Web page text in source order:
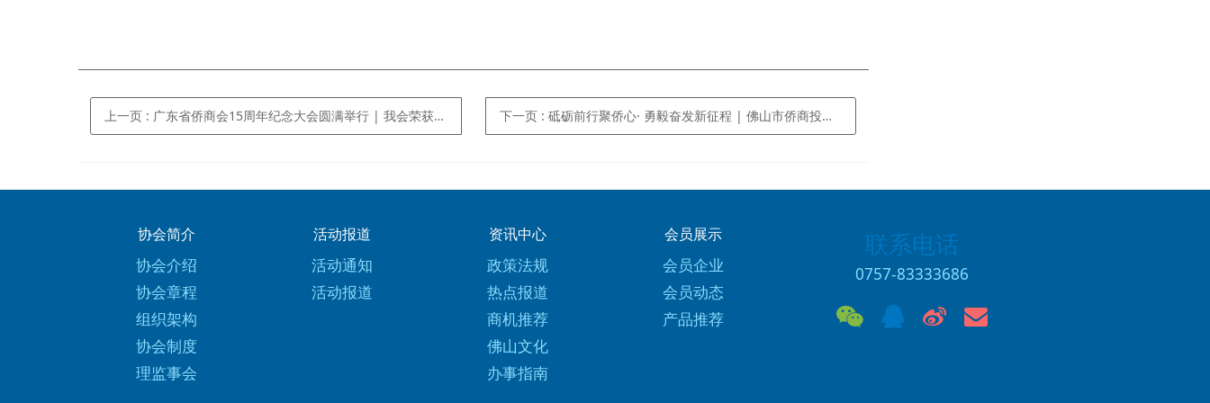
上一页 : 广东省侨商会15周年纪念大会圆满举行 | 我会荣获侨企杰出抗疫单位奖、会员企业荣获侨商杰出青年奖、优秀会员企业奖 下一页 : 砥砺前行聚侨心· 勇毅奋发新征程 | 佛山市侨商投资企业协会十一周年晚会圆满举行；张铁伟先生荣任第四届会长
协会简介
协会介绍
协会章程
组织架构
协会制度
理监事会
活动报道
活动通知
活动报道
资讯中心
政策法规
热点报道
商机推荐
佛山文化
办事指南
会员展示
会员企业
会员动态
产品推荐
联系电话
0757-83333686